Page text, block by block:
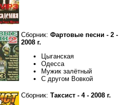
Сборник: Фартовые песни - 2 -
2008 г.
Цыганская
Одесса
Мужик залётный
С другом Вовкой
Сборник: Таксист - 4 - 2008 г.